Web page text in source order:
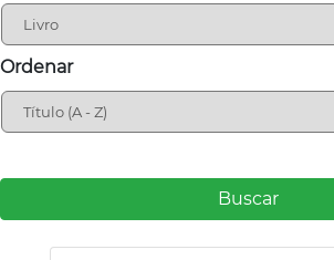
Ordenar
Buscar